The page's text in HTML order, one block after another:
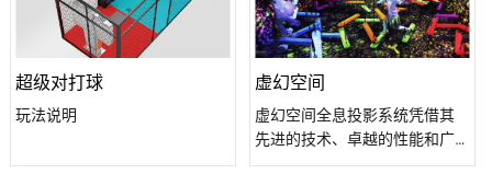
超级对打球
玩法说明
虚幻空间
虚幻空间全息投影系统凭借其
先进的技术、卓越的性能和广
泛的应用场景，成为了当前市